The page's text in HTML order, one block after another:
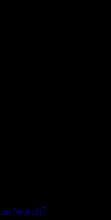
watch?